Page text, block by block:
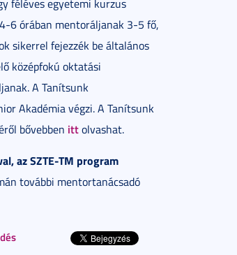
féléves egyetemi kurzus
6 órában mentoráljanak 3-5 fő,
sikerrel fejezzék be általános
középfokú oktatási
A Tanítsunk
Akadémia végzi. A Tanítsunk
bővebben ittolvashat.
az SZTE-TM program
további mentortanácsadó